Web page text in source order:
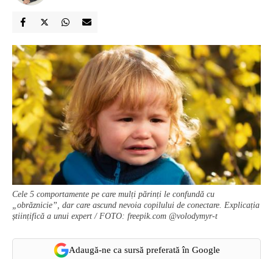
Cele 5 comportamente pe care mulți părinți le confundă cu
„obrăznicie”, dar care ascund nevoia copilului de conectare. Explicația
științifică a unui expert / FOTO: freepik.com @volodymyr-t
Adaugă-ne ca sursă preferată în Google